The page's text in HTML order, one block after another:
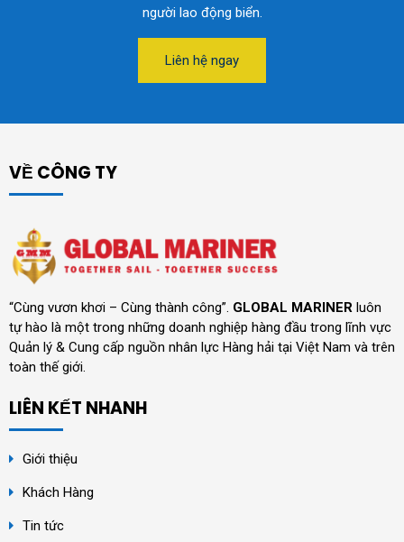
người lao động biển.
Liên hệ ngay
VỀ CÔNG TY
“Cùng vươn khơi – Cùng thành công”. GLOBAL MARINER luôn
tự hào là một trong những doanh nghiệp hàng đầu trong lĩnh vực
Quản lý & Cung cấp nguồn nhân lực Hàng hải tại Việt Nam và trên
toàn thế giới.
LIÊN KẾT NHANH
Giới thiệu
Khách Hàng
Tin tức